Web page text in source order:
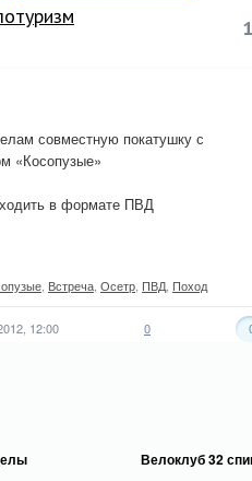
1
совместную покатушку с
«Косопузые»
в формате ПВД
Встреча Осетр ПВД Поход
12:00 0
Велоклуб 32